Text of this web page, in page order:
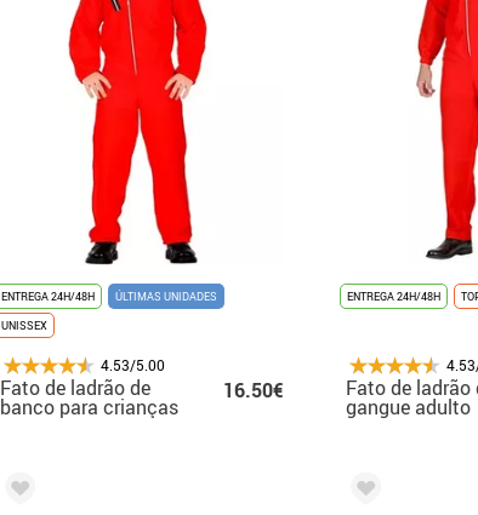
ENTREGA 24H/48H
ÚLTIMAS UNIDADES
UNISSEX
4.53/5.00
Fato de ladrão de
banco para crianças
16.50€
ENTREGA 24H/48H
Fato de ladrão
gangue adulto